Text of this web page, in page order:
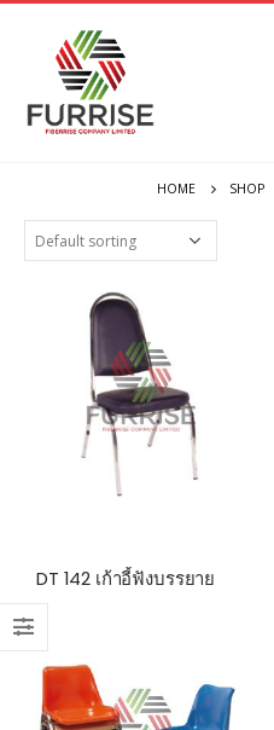
HOME SHOP
DT 142 เก้าอี้ฟังบรรยาย